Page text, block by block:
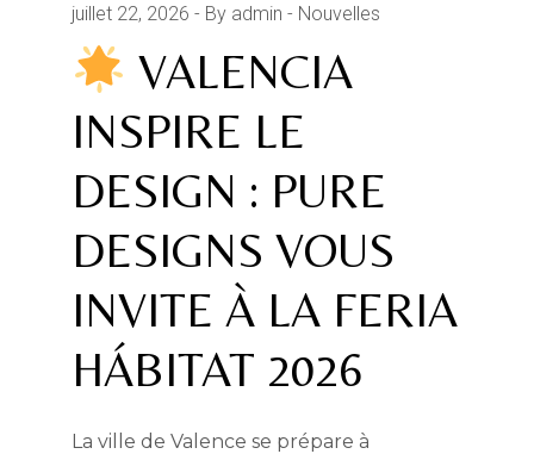
juillet 22, 2026 By admin Nouvelles
VALENCIA
INSPIRE LE
DESIGN : PURE
DESIGNS VOUS
INVITE À LA FERIA
HÁBITAT 2026
La ville de Valence se prépare à